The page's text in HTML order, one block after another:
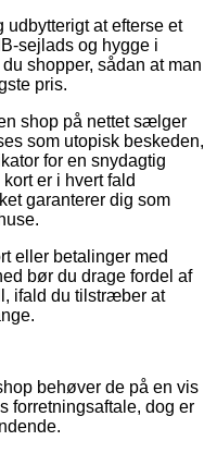
udbytterigt at efterse et
sejlads og hygge i
shopper, sådan at man
pris.
shop på nettet sælger
som utopisk beskeden,
for en snydagtig
er i hvert fald
garanterer dig som
eller betalinger med
bør du drage fordel af
ifald du tilstræber at
behøver de på en vis
forretningsaftale, dog er